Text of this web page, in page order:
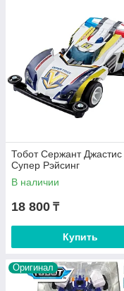
Тобот Сержант Джастис
Супер Рэйсинг
В наличии
18 800 ₸
Купить
Оригинал